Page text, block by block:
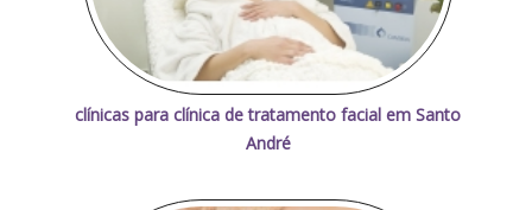
clínicas para clínica de tratamento facial em Santo
André